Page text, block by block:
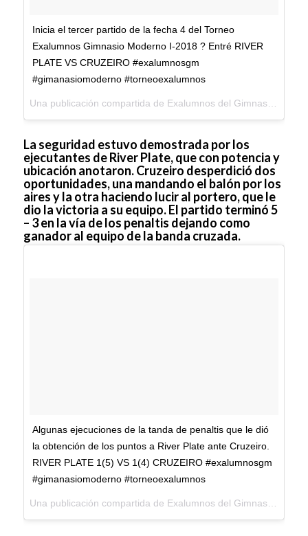
Inicia el tercer partido de la fecha 4 del Torneo
Exalumnos Gimnasio Moderno I-2018 ? Entré RIVER
PLATE VS CRUZEIRO #exalumnosgm
#gimanasiomoderno #torneoexalumnos
Una publicación compartida de Exalumnos del Gimnasio Moderno
La seguridad estuvo demostrada por los
ejecutantes de River Plate, que con potencia y
ubicación anotaron. Cruzeiro desperdició dos
oportunidades, una mandando el balón por los
aires y la otra haciendo lucir al portero, que le
dio la victoria a su equipo. El partido terminó 5
– 3 en la vía de los penaltis dejando como
ganador al equipo de la banda cruzada.
Algunas ejecuciones de la tanda de penaltis que le dió
la obtención de los puntos a River Plate ante Cruzeiro.
RIVER PLATE 1(5) VS 1(4) CRUZEIRO #exalumnosgm
#gimanasiomoderno #torneoexalumnos
Una publicación compartida de Exalumnos del Gimnasio Moderno